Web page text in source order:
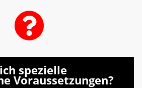
spezielle
Voraussetzungen?